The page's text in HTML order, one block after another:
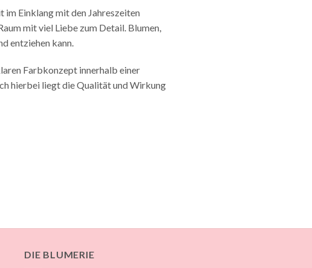
Einklang mit den Jahreszeiten
mit viel Liebe zum Detail. Blumen,
entziehen kann.
Farbkonzept innerhalb einer
hierbei liegt die Qualität und Wirkung
DIE BLUMERIE